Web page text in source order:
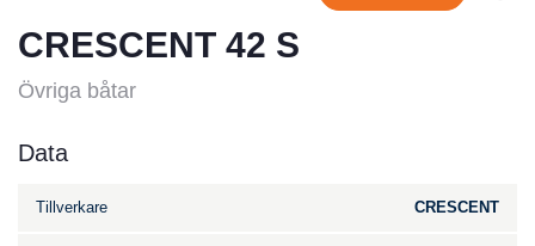
CRESCENT 42 S
Övriga båtar
Data
Tillverkare CRESCENT